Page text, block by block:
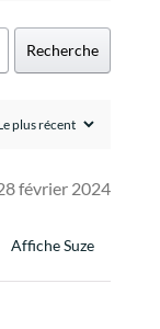
Recherche
février 2024
Affiche Suze